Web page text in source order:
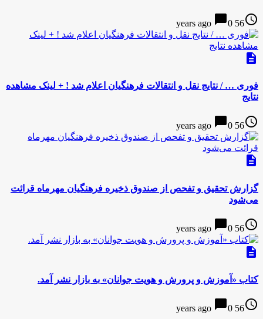
access_time
56 years ago
chat_bubble0
description
فوری … / نتایج نقل و انتقالات فرهنگیان اعلام شد ! + لینک مشاهده
نتایج
access_time
56 years ago
chat_bubble0
description
گزارش تحقیق و تفحص از صندوق ذخیره فرهنگیان مهرماه قرائت
می‌شود
access_time
56 years ago
chat_bubble0
description
کتاب «آموزش و پرورش و هویت جوانان» به بازار نشر آمد.
access_time
56 years ago
chat_bubble0